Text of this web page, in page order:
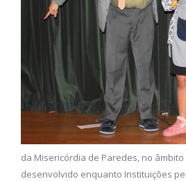
da Misericórdia de Paredes, no
desenvolvido enquanto Instituições